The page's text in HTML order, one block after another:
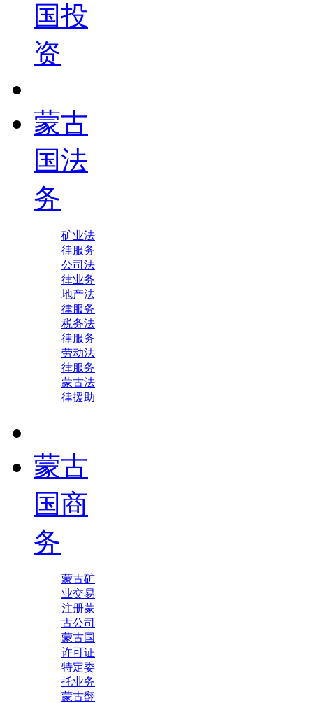
国投
资
蒙古
国法
务
矿业法
律服务
公司法
律业务
地产法
律服务
税务法
律服务
劳动法
律服务
蒙古法
律援助
蒙古
国商
务
蒙古矿
业交易
注册蒙
古公司
蒙古国
许可证
特定委
托业务
蒙古翻